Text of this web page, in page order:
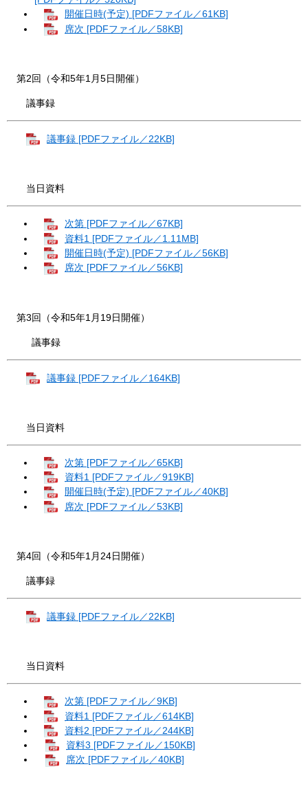
開催日時(予定) [PDFファイル／61KB]
席次 [PDFファイル／58KB]
第2回（令和5年1月5日開催）
議事録
議事録 [PDFファイル／22KB]
当日資料
次第 [PDFファイル／67KB]
資料1 [PDFファイル／1.11MB]
開催日時(予定) [PDFファイル／56KB]
席次 [PDFファイル／56KB]
第3回（令和5年1月19日開催）
議事録
議事録 [PDFファイル／164KB]
当日資料
次第 [PDFファイル／65KB]
資料1 [PDFファイル／919KB]
開催日時(予定) [PDFファイル／40KB]
席次 [PDFファイル／53KB]
第4回（令和5年1月24日開催）
議事録
議事録 [PDFファイル／22KB]
当日資料
次第 [PDFファイル／9KB]
資料1 [PDFファイル／614KB]
資料2 [PDFファイル／244KB]
資料3 [PDFファイル／150KB]
席次 [PDFファイル／40KB]